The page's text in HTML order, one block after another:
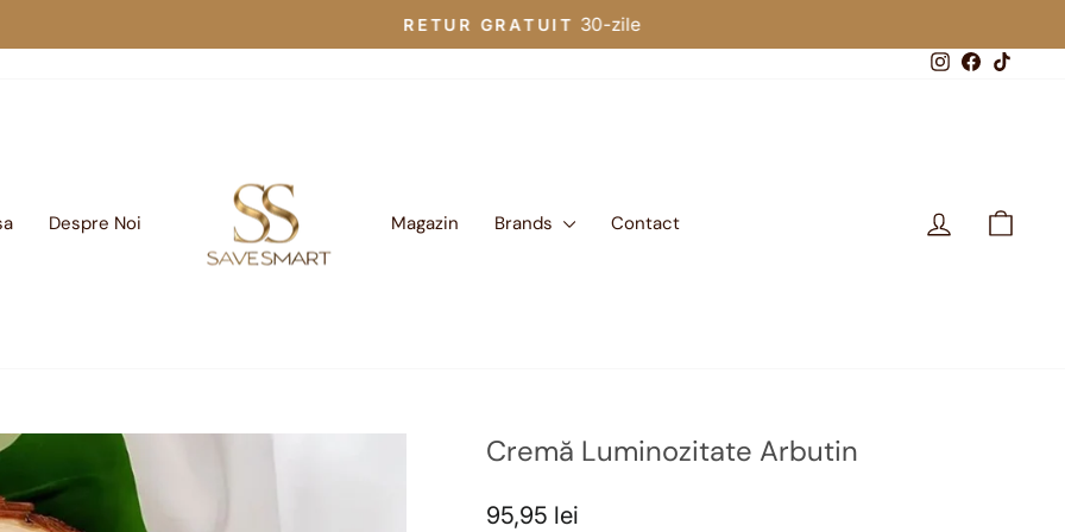
Translation
Instagram
Facebook
Despre Noi Magazin Brands Contact
Cremă Luminozitate Arbutin
Preț
95,95 lei